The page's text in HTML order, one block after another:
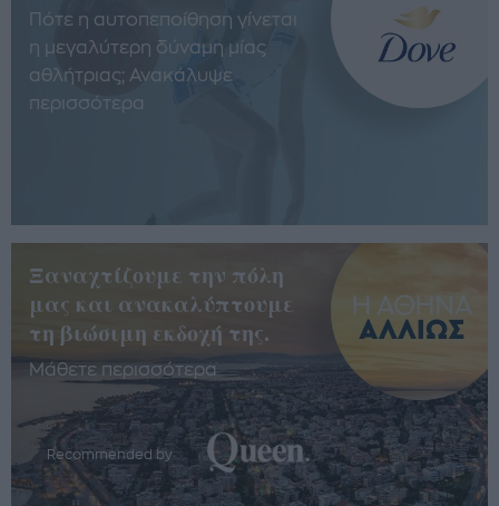
Πότε η αυτοπεποίθηση γίνεται
η μεγαλύτερη δύναμη μίας
αθλήτριας; Ανακάλυψε
περισσότερα
Ξαναχτίζουμε την πόλη
μας και ανακαλύπτουμε
τη βιώσιμη εκδοχή της.
Μάθετε περισσότερα
Recommended by